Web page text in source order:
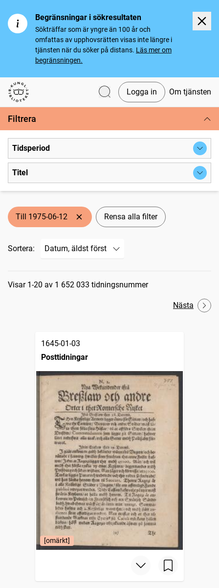
Begränsningar i sökresultaten
Sökträffar som är yngre än 100 år och
omfattas av upphovsrätten visas inte längre i
tjänsten när du söker på distans. Läs mer om
begränsningen.
Svenska tidningar
Logga in Om tjänsten
Filtrera
Tidsperiod
Titel
Till 1975-06-12 Rensa alla filter
Sortera:
Sökresultat
Visar 1-20 av 1 652 033 tidningsnummer
Nästa
1645-01-03
Posttidningar
[omärkt]